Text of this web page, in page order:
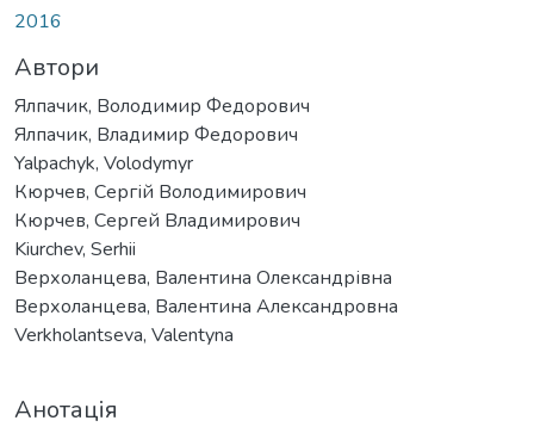
2016
Автори
Ялпачик, Володимир Федорович
Ялпачик, Владимир Федорович
Yalpachyk, Volodymyr
Кюрчев, Сергій Володимирович
Кюрчев, Сергей Владимирович
Kiurchev, Serhii
Верхоланцева, Валентина Олександрівна
Верхоланцева, Валентина Александровна
Verkholantseva, Valentyna
Анотація